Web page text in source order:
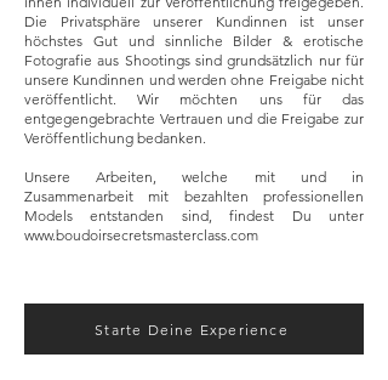
Die Privatsphäre unserer Kundinnen ist unser
höchstes Gut und sinnliche Bilder & erotische
Fotografie aus Shootings sind grundsätzlich nur für
unsere Kundinnen und werden ohne Freigabe nicht
veröffentlicht. Wir möchten uns für das
entgegengebrachte Vertrauen und die Freigabe zur
Veröffentlichung bedanken.
Unsere Arbeiten, welche mit und in
Zusammenarbeit mit bezahlten professionellen
Models entstanden sind, findest Du unter
www.boudoirsecretsmasterclass.com
Starte Deine Experience